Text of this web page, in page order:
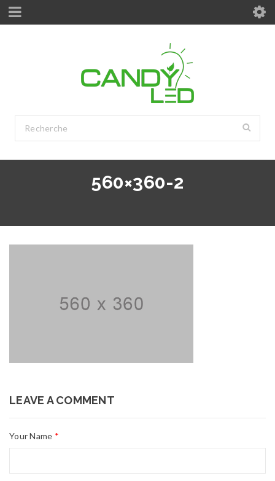
560×360-2
LEAVE A COMMENT
Your Name *